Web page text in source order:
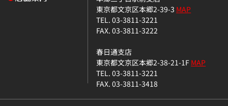
東京都文京区本郷2-39-3 MAP
TEL. 03-3811-3221
FAX. 03-3811-3222
春日通支店
東京都文京区本郷2-38-21-1FMAP
TEL. 03-3811-3221
FAX. 03-3811-3418